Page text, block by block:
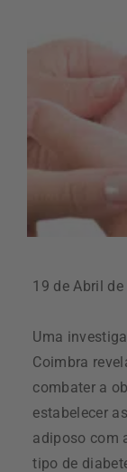
19 de Abril de
Uma
Coimbra
combater a
estabelecer
adiposo com
tipo de